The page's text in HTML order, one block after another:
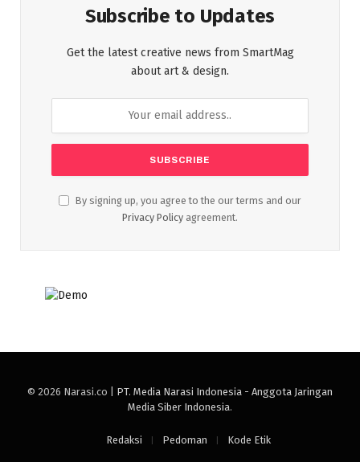
Subscribe to Updates
Get the latest creative news from SmartMag
about art & design.
By signing up, you agree to the our terms and our
Privacy Policy agreement.
© 2026 Narasi.co | PT. Media Narasi Indonesia - Anggota Jaringan
Media Siber Indonesia.
Redaksi Pedoman Kode Etik